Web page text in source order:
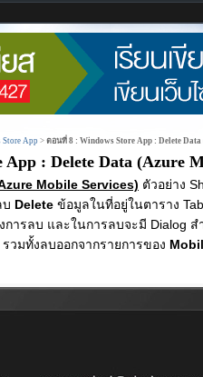
Store App> ตอนที่ 8 : Windows Store App : Delete
: Delete Data (Azure
Mobile Services) ตัวอย่าง
บ Delete ข้อมูลในที่อยู่ในตาราง
ารลบ และในการลบจะมี Dialog ส
รวมทั้งลบออกจากรายการของ